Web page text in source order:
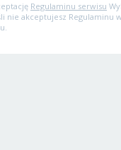
Regulaminu serwisu
nie akceptujesz Regulaminu